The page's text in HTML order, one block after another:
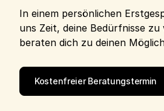
In einem persönlichen
uns Zeit, deine Bedürfnisse
beraten dich zu deinen
Kostenfreier Beratungstermin